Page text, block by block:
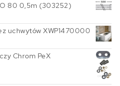
O 80 0,5m (303252)
uchwytów XWP1470000
Chrom PeX